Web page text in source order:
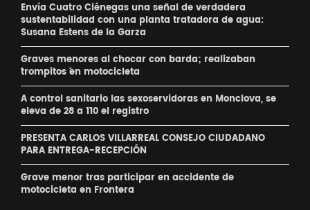
Envía Cuatro Ciénegas una señal de verdadera
sustentabilidad con una planta tratadora de agua:
Susana Estens de la Garza
Graves menores al chocar con barda; realizaban
´trompitos ´en motocicleta
A control sanitario las sexoservidoras en Monclova, se
eleva de 28 a 110 el registro
PRESENTA CARLOS VILLARREAL CONSEJO CIUDADANO
PARA ENTREGA-RECEPCIÓN
Grave menor tras participar en accidente de
motocicleta en Frontera